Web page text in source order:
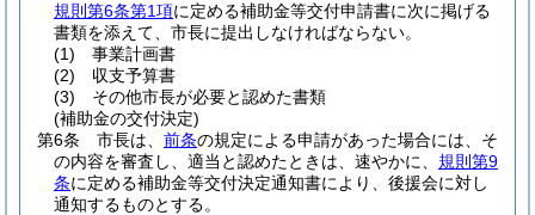
規則第6条第1項に定める補助金等交付申請書に次に掲げる
書類を添えて、市長に提出しなければならない。
(1)
事業計画書
(2)
収支予算書
(3)
その他市長が必要と認めた書類
(補助金の交付決定)
第6条
市長は、 前条の規定による申請があった場合には、そ
の内容を審査し、適当と認めたときは、速やかに、 規則第9
条に定める補助金等交付決定通知書により、後援会に対し
通知するものとする。